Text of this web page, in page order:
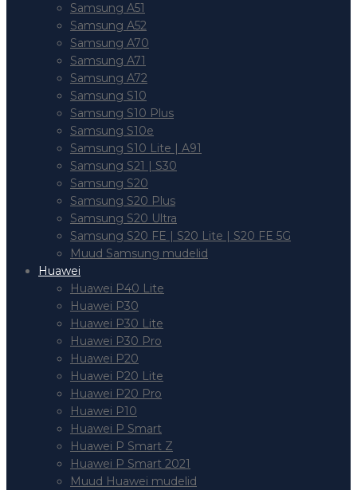
Samsung A51
Samsung A52
Samsung A70
Samsung A71
Samsung A72
Samsung S10
Samsung S10 Plus
Samsung S10e
Samsung S10 Lite | A91
Samsung S21 | S30
Samsung S20
Samsung S20 Plus
Samsung S20 Ultra
Samsung S20 FE | S20 Lite | S20 FE 5G
Muud Samsung mudelid
Huawei
Huawei P40 Lite
Huawei P30
Huawei P30 Lite
Huawei P30 Pro
Huawei P20
Huawei P20 Lite
Huawei P20 Pro
Huawei P10
Huawei P Smart
Huawei P Smart Z
Huawei P Smart 2021
Muud Huawei mudelid